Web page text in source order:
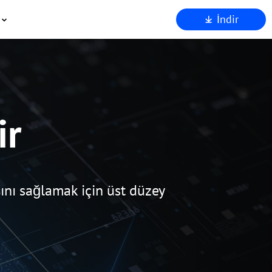
AnyViewer
İndir
sağlamak için üst düzey